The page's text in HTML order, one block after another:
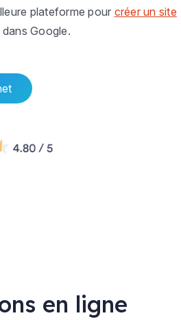
plateforme pour créer un site
dans Google.
en ligne